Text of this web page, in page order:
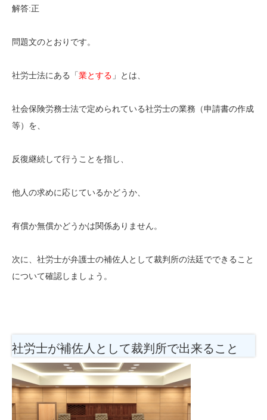
解答:正
問題文のとおりです。
社労士法にある「業とする 」とは、
社会保険労務士法で定められている社労士の業務（申請書の作成
等）を、
反復継続して行うことを指し、
他人の求めに応じているかどうか、
有償か無償かどうかは関係ありません。
次に、社労士が弁護士の補佐人として裁判所の法廷でできること
について確認しましょう。
社労士が補佐人として裁判所で出来ること